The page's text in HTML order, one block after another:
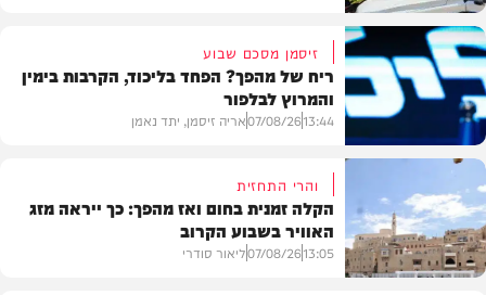
בארץ
פוליטי
זיסמן מסכם שבוע
ריח של מהפך? הפחד בליכוד, הקרבות בימין
והמרוץ לבלפור
13:44
07/08/26אריה זיסמן, יתד נאמן
והרי התחזית
הקלה זמנית בחום ואז מהפך: כך ייראה מזג
האוויר בשבוע הקרוב
13:05
07/08/26ליאור סודרי